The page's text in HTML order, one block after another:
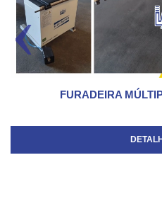
FURADEIRA